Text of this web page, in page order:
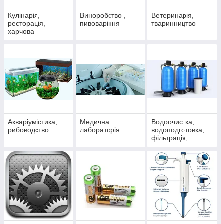
Кулінарія,
ресторація,
харчова
Виноробство ,
пивоваріння
Ветеринарія,
тваринництво
Акваріумістика,
рибоводство
Медична
лабораторія
Водоочистка,
водоподготовка,
фільтрація,